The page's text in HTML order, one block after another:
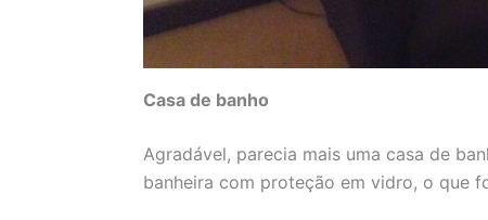
Casa de banho
Agradável, parecia mais uma casa de
banheira com proteção em vidro, o que